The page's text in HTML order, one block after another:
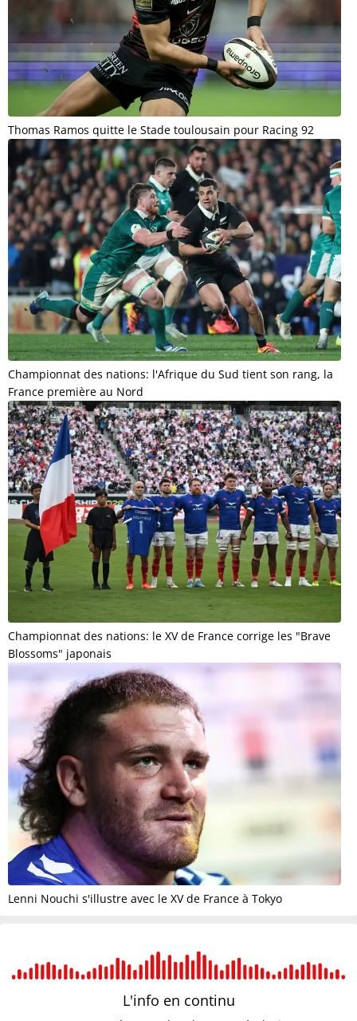
Thomas Ramos quitte le Stade toulousain pour Racing 92
Championnat des nations: l'Afrique du Sud tient son rang, la
France première au Nord
Championnat des nations: le XV de France corrige les "Brave
Blossoms" japonais
Lenni Nouchi s'illustre avec le XV de France à Tokyo
L'info en continu